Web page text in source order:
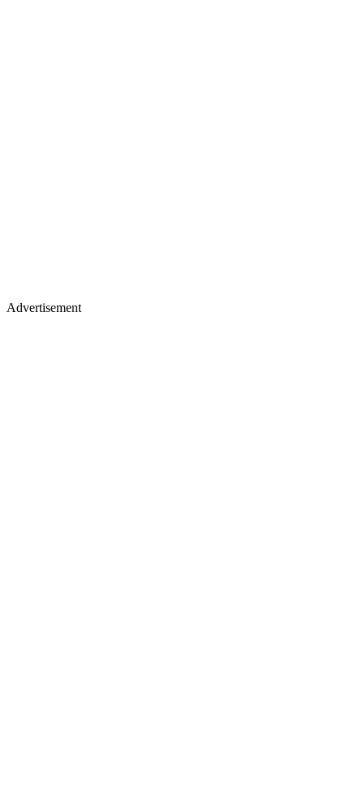
Advertisement